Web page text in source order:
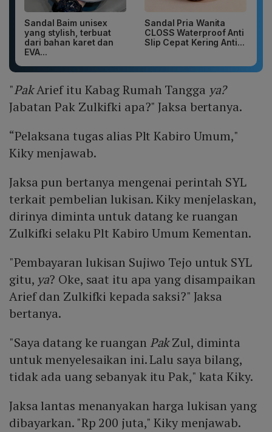
Sandal Baim unisex
yang stylish, terbuat
dari bahan karet dan
EVA...
Sandal Pria Wanita
CLOSS Waterproof Anti
Slip Cepat Kering Anti...
"PakArief itu Kabag Rumah Tangga ya?
Jabatan Pak Zulkifki apa?" Jaksa bertanya.
“Pelaksana tugas alias Plt Kabiro Umum,"
Kiky menjawab.
Jaksa pun bertanya mengenai perintah SYL
terkait pembelian lukisan. Kiky menjelaskan,
dirinya diminta untuk datang ke ruangan
Zulkifki selaku Plt Kabiro Umum Kementan.
"Pembayaran lukisan Sujiwo Tejo untuk SYL
gitu, ya? Oke, saat itu apa yang disampaikan
Arief dan Zulkifki kepada saksi?" Jaksa
bertanya.
"Saya datang ke ruangan PakZul, diminta
untuk menyelesaikan ini. Lalu saya bilang,
tidak ada uang sebanyak itu Pak," kata Kiky.
Jaksa lantas menanyakan harga lukisan yang
dibayarkan. "Rp 200 juta," Kiky menjawab.